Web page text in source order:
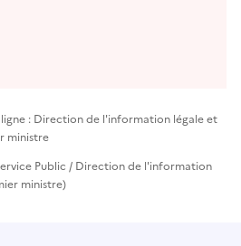
: Direction de l'information légale et
ministre
Public / Direction de l'information
ministre)